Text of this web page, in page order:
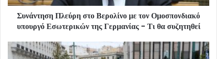
Συνάντηση Πλεύρη στο Βερολίνο με τον Ομοσπονδιακό
υπουργό Εσωτερικών της Γερμανίας - Τι θα συζητηθεί